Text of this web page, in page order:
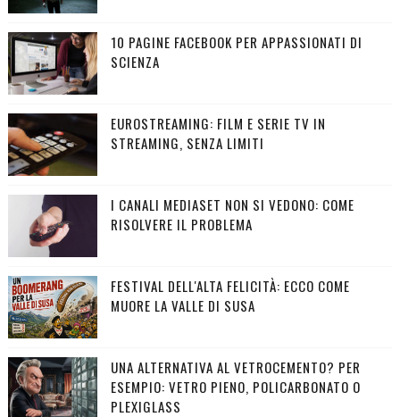
10 PAGINE FACEBOOK PER APPASSIONATI DI
SCIENZA
EUROSTREAMING: FILM E SERIE TV IN
STREAMING, SENZA LIMITI
I CANALI MEDIASET NON SI VEDONO: COME
RISOLVERE IL PROBLEMA
FESTIVAL DELL'ALTA FELICITÀ: ECCO COME
MUORE LA VALLE DI SUSA
UNA ALTERNATIVA AL VETROCEMENTO? PER
ESEMPIO: VETRO PIENO, POLICARBONATO O
PLEXIGLASS